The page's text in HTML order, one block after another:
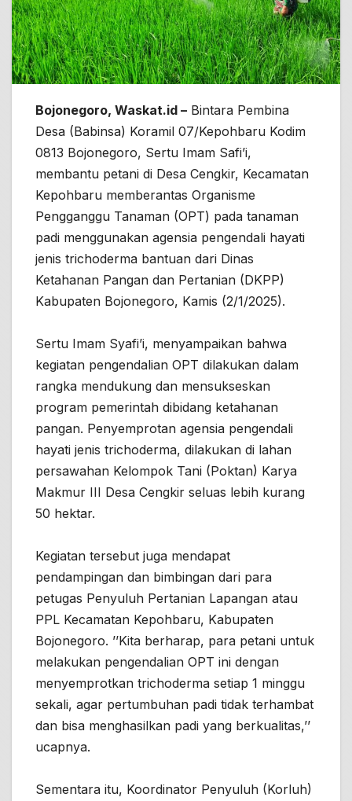
Bojonegoro, Waskat.id – Bintara Pembina
Desa (Babinsa) Koramil 07/Kepohbaru Kodim
0813 Bojonegoro, Sertu Imam Safi’i,
membantu petani di Desa Cengkir, Kecamatan
Kepohbaru memberantas Organisme
Pengganggu Tanaman (OPT) pada tanaman
padi menggunakan agensia pengendali hayati
jenis trichoderma bantuan dari Dinas
Ketahanan Pangan dan Pertanian (DKPP)
Kabupaten Bojonegoro, Kamis (2/1/2025).
Sertu Imam Syafi’i, menyampaikan bahwa
kegiatan pengendalian OPT dilakukan dalam
rangka mendukung dan mensukseskan
program pemerintah dibidang ketahanan
pangan. Penyemprotan agensia pengendali
hayati jenis trichoderma, dilakukan di lahan
persawahan Kelompok Tani (Poktan) Karya
Makmur III Desa Cengkir seluas lebih kurang
50 hektar.
Kegiatan tersebut juga mendapat
pendampingan dan bimbingan dari para
petugas Penyuluh Pertanian Lapangan atau
PPL Kecamatan Kepohbaru, Kabupaten
Bojonegoro. ’’Kita berharap, para petani untuk
melakukan pengendalian OPT ini dengan
menyemprotkan trichoderma setiap 1 minggu
sekali, agar pertumbuhan padi tidak terhambat
dan bisa menghasilkan padi yang berkualitas,’’
ucapnya.
Sementara itu, Koordinator Penyuluh (Korluh)